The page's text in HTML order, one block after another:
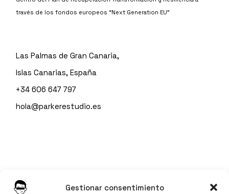
Gestionar consentimiento
través de los fondos europeos “Next Generation EU”
Las Palmas de Gran Canaria,
Islas Canarias, España
+34 606 647 797
hola@parkerestudio.es
Instagram